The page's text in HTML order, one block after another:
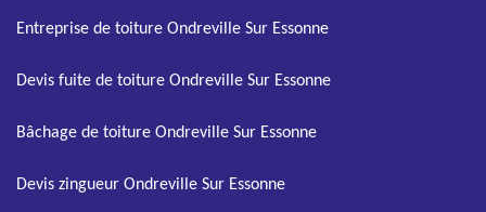
Entreprise de toiture Ondreville Sur Essonne
Devis fuite de toiture Ondreville Sur Essonne
Bâchage de toiture Ondreville Sur Essonne
Devis zingueur Ondreville Sur Essonne